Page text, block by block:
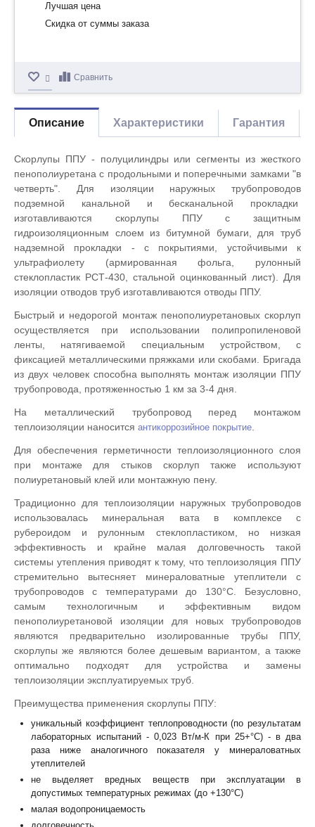
Лучшая цена
Скидка от суммы заказа
Сравнить
Описание Характеристики Гарантия
Скорлупы ППУ - полуцилиндры или сегменты из жесткого
пенополиуретана с продольными и поперечными замками "в
четверть". Для изоляции наружных трубопроводов
подземной канальной и бесканальной прокладки
изготавливаются скорлупы ППУ с защитным
гидроизоляционным слоем из битумной бумаги, для труб
надземной прокладки - с покрытиями, устойчивыми к
ультрафиолету (армированная фольга, рулонный
стеклопластик РСТ-430, стальной оцинкованный лист). Для
изоляции отводов труб изготавливаются отводы ППУ.
Быстрый и недорогой монтаж пенополиуретановых скорлуп
осуществляется при использовании полипропиленовой
ленты, натягиваемой специальным устройством, с
фиксацией металлическими пряжками или скобами. Бригада
из двух человек способна выполнять монтаж изоляции ППУ
трубопровода, протяженностью 1 км за 3-4 дня.
На металлический трубопровод перед монтажом
теплоизоляции наносится антикоррозийное покрытие
Для обеспечения герметичности теплоизоляционного слоя
при монтаже для стыков скорлуп также используют
полиуретановый клей или монтажную пену.
Традиционно для теплоизоляции наружных трубопроводов
использовалась минеральная вата в комплексе с
рубероидом и рулонным стеклопластиком, но низкая
эффективность и крайне малая долговечность такой
системы утепления приводят к тому, что теплоизоляция ППУ
стремительно вытесняет минераловатные утеплители с
трубопроводов с температурами до 130°С. Безусловно,
самым технологичным и эффективным видом
пенополиуретановой изоляции для новых трубопроводов
являются предварительно изолированные трубы ППУ,
скорлупы же являются более дешевым вариантом, а также
оптимально подходят для устройства и замены
теплоизоляции эксплуатируемых труб.
Преимущества применения скорлупы ППУ:
уникальный коэффициент теплопроводности (по результатам
лабораторных испытаний - 0,023 Вт/м-К при 25+°С) - в два
раза ниже аналогичного показателя у минераловатных
утеплителей
не выделяет вредных веществ при эксплуатации в
допустимых температурных режимах (до +130°С)
малая водопроницаемость